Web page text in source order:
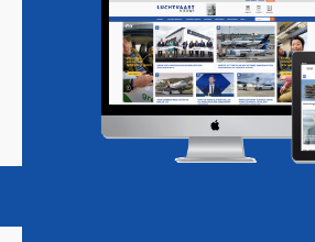
Magazine Podcasts